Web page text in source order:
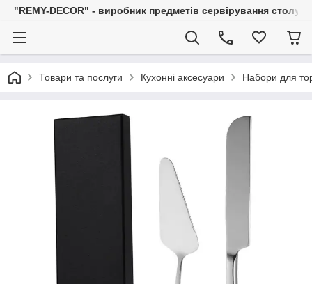
"REMY-DECOR" - виробник предметів сервірування
Товари та послуги Кухонні аксесуари Набори для